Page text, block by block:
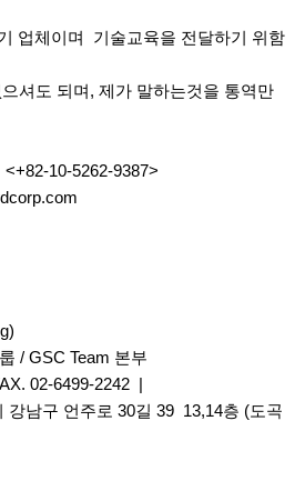
업체이며 기술교육을 전달하기 위함
도 되며, 제가 말하는것을 통역만
10-5262-9387>
/ GSC Team 본부
02-6499-2242 |
강남구 언주로 30길 39 13,14층 (도곡